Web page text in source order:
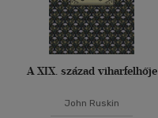
A XIX. század viharfelhője
John Ruskin